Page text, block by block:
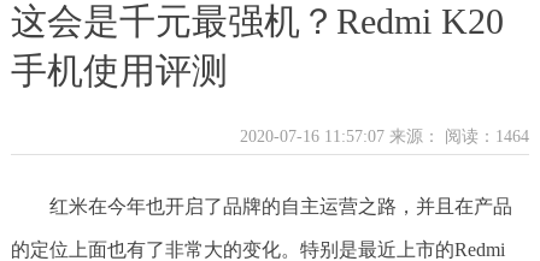
这会是千元最强机？Redmi K20
手机使用评测
2020-07-16 11:57:07 来源： 阅读：1464
红米在今年也开启了品牌的自主运营之路，并且在产品
的定位上面也有了非常大的变化。特别是最近上市的Redmi